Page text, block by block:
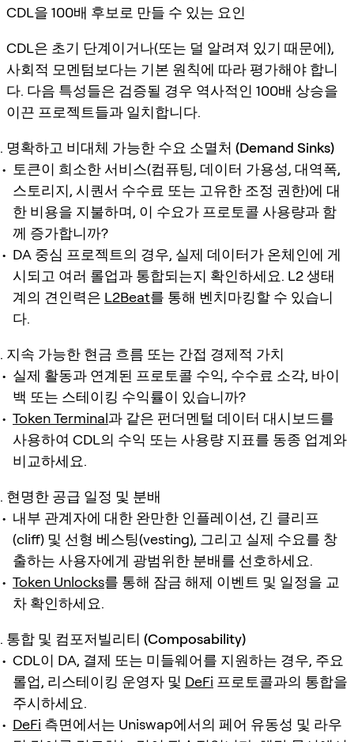
CDL을 100배 후보로 만들 수 있는 요인
CDL은 초기 단계이거나(또는 덜 알려져 있기 때문에),
사회적 모멘텀보다는 기본 원칙에 따라 평가해야 합니
다. 다음 특성들은 검증될 경우 역사적인 100배 상승을
이끈 프로젝트들과 일치합니다.
명확하고 비대체 가능한 수요 소멸처 (Demand Sinks)
토큰이 희소한 서비스(컴퓨팅, 데이터 가용성, 대역폭,
스토리지, 시퀀서 수수료 또는 고유한 조정 권한)에 대
한 비용을 지불하며, 이 수요가 프로토콜 사용량과 함
께 증가합니까?
DA 중심 프로젝트의 경우, 실제 데이터가 온체인에 게
시되고 여러 롤업과 통합되는지 확인하세요. L2 생태
계의 견인력은 L2Beat를 통해 벤치마킹할 수 있습니
다.
지속 가능한 현금 흐름 또는 간접 경제적 가치
실제 활동과 연계된 프로토콜 수익, 수수료 소각, 바이
백 또는 스테이킹 수익률이 있습니까?
Token Terminal과 같은 펀더멘털 데이터 대시보드를
사용하여 CDL의 수익 또는 사용량 지표를 동종 업계와
비교하세요.
현명한 공급 일정 및 분배
내부 관계자에 대한 완만한 인플레이션, 긴 클리프
(cliff) 및 선형 베스팅(vesting), 그리고 실제 수요를 창
출하는 사용자에게 광범위한 분배를 선호하세요.
Token Unlocks를 통해 잠금 해제 이벤트 및 일정을 교
차 확인하세요.
통합 및 컴포저빌리티 (Composability)
CDL이 DA, 결제 또는 미들웨어를 지원하는 경우, 주요
롤업, 리스테이킹 운영자 및 DeFi 프로토콜과의 통합을
주시하세요.
DeFi 측면에서는 Uniswap에서의 페어 유동성 및 라우